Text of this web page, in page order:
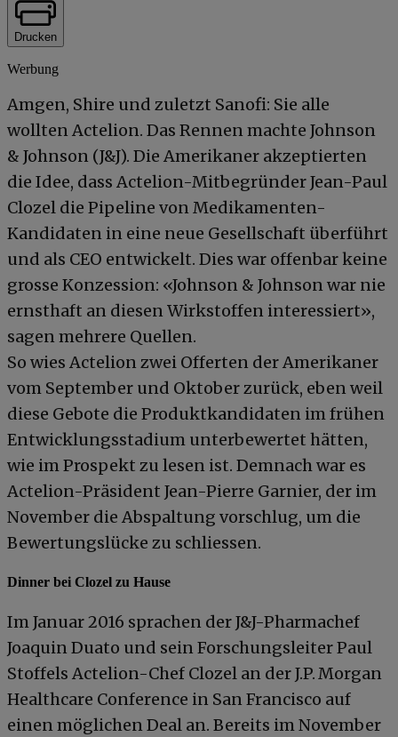
Drucken
Werbung
Amgen, Shire und zuletzt Sanofi: Sie alle
wollten Actelion. Das Rennen machte Johnson
& Johnson (J&J). Die Amerikaner akzeptierten
die Idee, dass Actelion-Mitbegründer Jean-Paul
Clozel die Pipeline von Medikamenten-
Kandidaten in eine neue Gesellschaft überführt
und als CEO entwickelt. Dies war offenbar keine
grosse Konzession: «Johnson & Johnson war nie
ernsthaft an diesen Wirkstoffen interessiert»,
sagen mehrere Quellen.
So wies Actelion zwei Offerten der Amerikaner
vom September und Oktober zurück, eben weil
diese Gebote die Produktkandidaten im frühen
Entwicklungsstadium unterbewertet hätten,
wie im Prospekt zu lesen ist. Demnach war es
Actelion-Präsident Jean-Pierre Garnier, der im
November die Abspaltung vorschlug, um die
Bewertungslücke zu schliessen.
Dinner bei Clozel zu Hause
Im Januar 2016 sprachen der J&J-Pharmachef
Joaquin Duato und sein Forschungsleiter Paul
Stoffels Actelion-Chef Clozel an der J.P. Morgan
Healthcare Conference in San Francisco auf
einen möglichen Deal an. Bereits im November